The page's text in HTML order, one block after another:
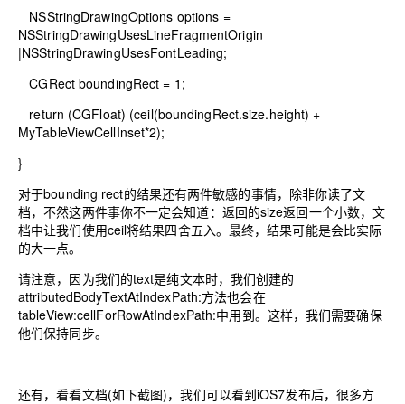
NSStringDrawingOptions options =
NSStringDrawingUsesLineFragmentOrigin
|NSStringDrawingUsesFontLeading;
CGRectboundingRect = 1 ;
return (CGFloat) (ceil(boundingRect.size.height) +
MyTableViewCellInset*2);
}
对于bounding rect的结果还有两件敏感的事情，除非你读了文
档，不然这两件事你不一定会知道：返回的size返回一个小数，文
档中让我们使用ceil将结果四舍五入。最终，结果可能是会比实际
的大一点。
请注意，因为我们的text是纯文本时，我们创建的
attributedBodyTextAtIndexPath:方法也会在
tableView:cellForRowAtIndexPath:中用到。这样，我们需要确保
他们保持同步。
还有，看看文档(如下截图)，我们可以看到iOS7发布后，很多方